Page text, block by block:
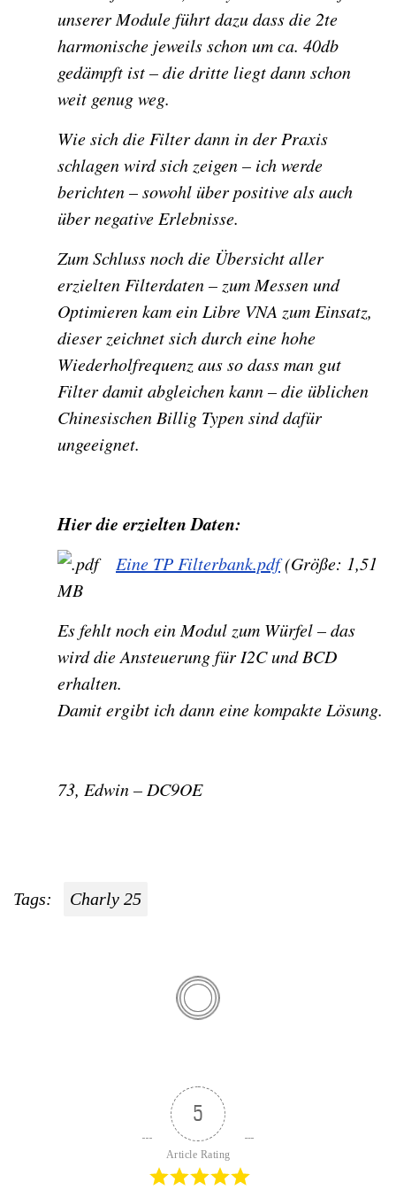
unserer Module führt dazu dass die 2te
harmonische jeweils schon um ca. 40db
gedämpft ist – die dritte liegt dann schon
weit genug weg.
Wie sich die Filter dann in der Praxis
schlagen wird sich zeigen – ich werde
berichten – sowohl über positive als auch
über negative Erlebnisse.
Zum Schluss noch die Übersicht aller
erzielten Filterdaten – zum Messen und
Optimieren kam ein Libre VNA zum Einsatz,
dieser zeichnet sich durch eine hohe
Wiederholfrequenz aus so dass man gut
Filter damit abgleichen kann – die üblichen
Chinesischen Billig Typen sind dafür
ungeeignet.
Hier die erzielten Daten:
Eine TP Filterbank.pdf(Größe: 1,51
MB
Es fehlt noch ein Modul zum Würfel – das
wird die Ansteuerung für I2C und BCD
erhalten.
Damit ergibt ich dann eine kompakte Lösung.
73, Edwin – DC9OE
Tags: Charly 25
5
Article Rating